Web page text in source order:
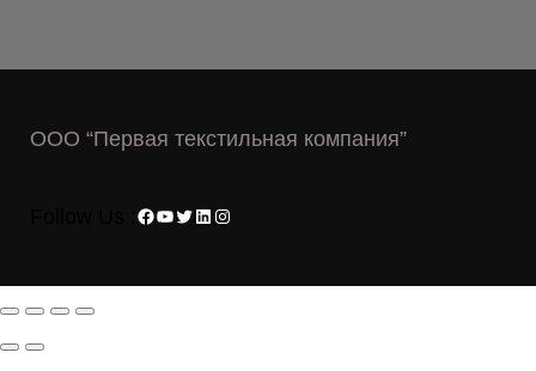
ООО “Первая текстильная компания”
Facebook
YouTube
Twitter
LinkedIn
Instagram